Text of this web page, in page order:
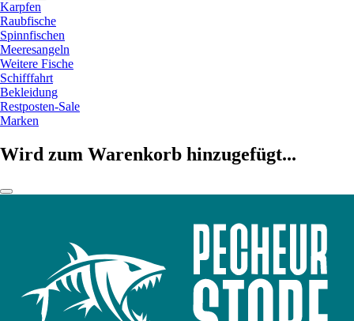
Karpfen
Raubfische
Spinnfischen
Meeresangeln
Weitere Fische
Schifffahrt
Bekleidung
Restposten-Sale
Marken
Wird zum Warenkorb hinzugefügt...